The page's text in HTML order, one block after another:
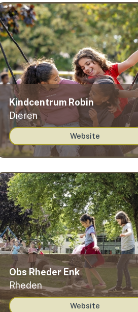
Kindcentrum Robin
Dieren
Website
Obs Rheder Enk
Rheden
Website